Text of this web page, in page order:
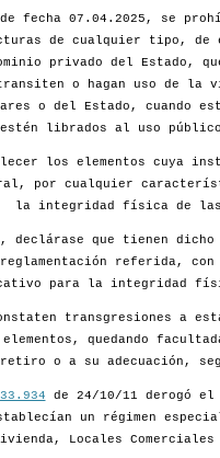
fecha 07.04.2025, se
de cualquier tipo, de
privado del Estado,
o hagan uso de la
o del Estado, cuando
librados al uso
los elementos cuya
por cualquier
la integridad física de las
que tienen dicho
referida,
para la integridad
transgresiones a
quedando
o a su adecuación,
de 24/10/11 derogó
un régimen
Locales